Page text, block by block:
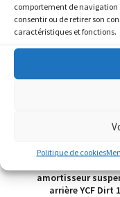
comportement de navigation
consentir ou de retirer son
caractéristiques et fonctions.
Politique de cookies
PRODUITS
amortisseur
arrière YCF Dirt